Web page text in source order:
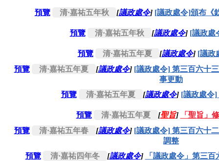
預覽 清·嘉祐五年秋 [議政處令] [議政處令]頒布《
預覽 清·嘉祐五年秋 [議政處令] [議政處
預覽 清·嘉祐五年夏 [議政處令] [議政
預覽
清·嘉祐五年夏 [議政處令] [議政處令] 第三百六十
事更動
預覽
清·嘉祐五年夏 [議政處令] [議政處令]
預覽 清·嘉祐五年夏 [聖旨]
「聖旨」
預覽
清·嘉祐五年春 [議政處令] [議政處令] 第三百六十
調整
預覽
清·嘉祐四年冬 [議政處令] 「議政處令」第三